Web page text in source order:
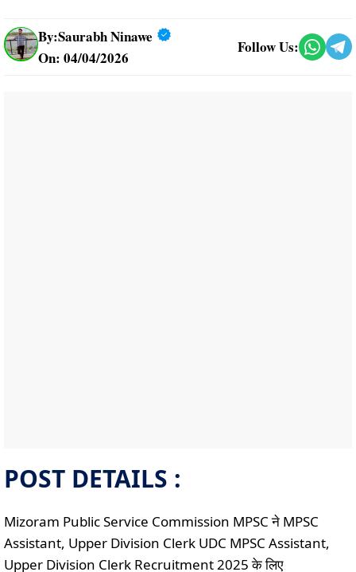
By:Saurabh Ninawe
On: 04/04/2026
Follow Us:
POST DETAILS :
Mizoram Public Service Commission MPSC ने MPSC
Assistant, Upper Division Clerk UDC MPSC Assistant,
Upper Division Clerk Recruitment 2025 के लिए